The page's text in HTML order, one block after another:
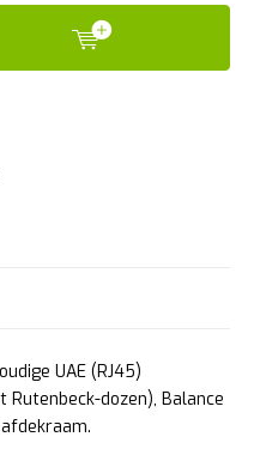
UAE (RJ45)
dozen), Balance